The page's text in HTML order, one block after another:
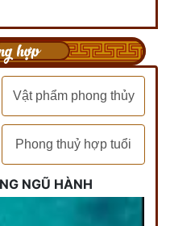
hợp
Vật phẩm phong thủy
Phong thuỷ hợp tuổi
NGŨ HÀNH